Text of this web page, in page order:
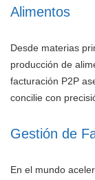
Alimentos
Desde materias
producción de
facturación P2P
concilie con
Gestión de
En el mundo